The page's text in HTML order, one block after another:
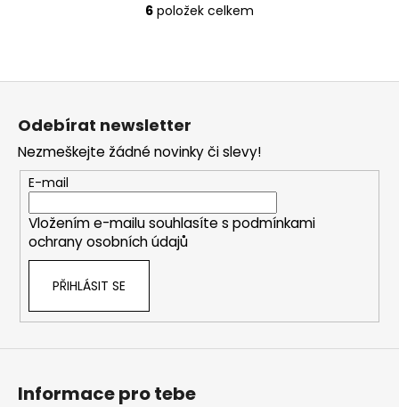
O
á
í
p
r
v
k
s
6 položek celkem
Z
Odebírat newsletter
Nezmeškejte žádné novinky či slevy!
E-mail
Vložením e-mailu souhlasíte s podmínkami
ochrany osobních údajů
PŘIHLÁSIT SE
Informace pro tebe